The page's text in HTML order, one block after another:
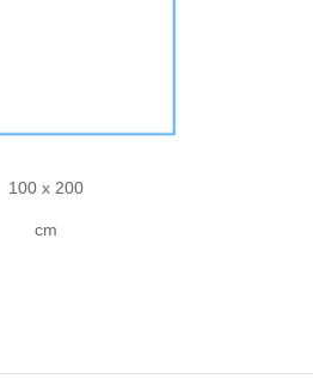
100 x 200
cm